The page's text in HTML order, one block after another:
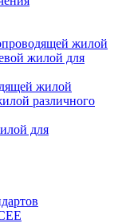
жилой
жилой для
жилой
различного
для